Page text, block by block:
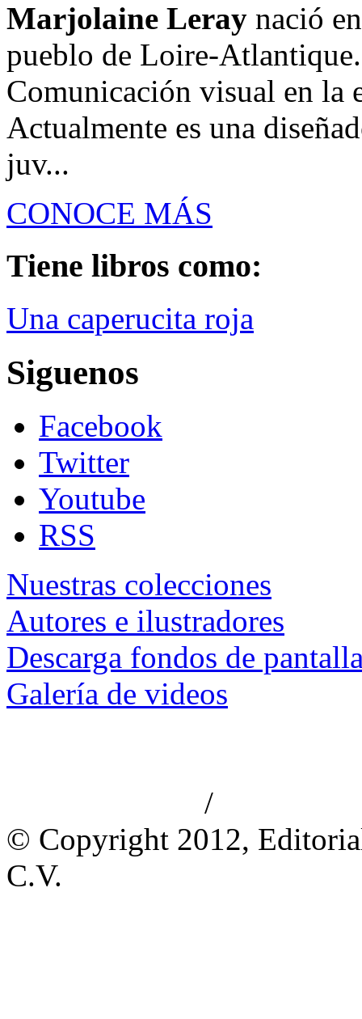
Marjolaine Leray nació
pueblo de Loire-
Comunicación visual en la
Actualmente es una
juv...
CONOCE MÁS
Tiene libros como:
Una caperucita roja
Siguenos
Facebook
Twitter
Youtube
RSS
Nuestras colecciones
Autores e ilustradores
Descarga fondos de
Galería de videos
/
© Copyright 2012,
C.V.